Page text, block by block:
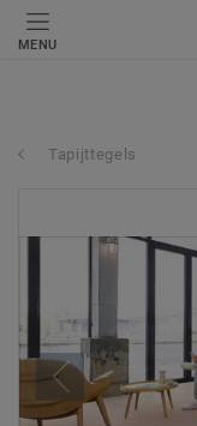
MENU
Tapijttegels